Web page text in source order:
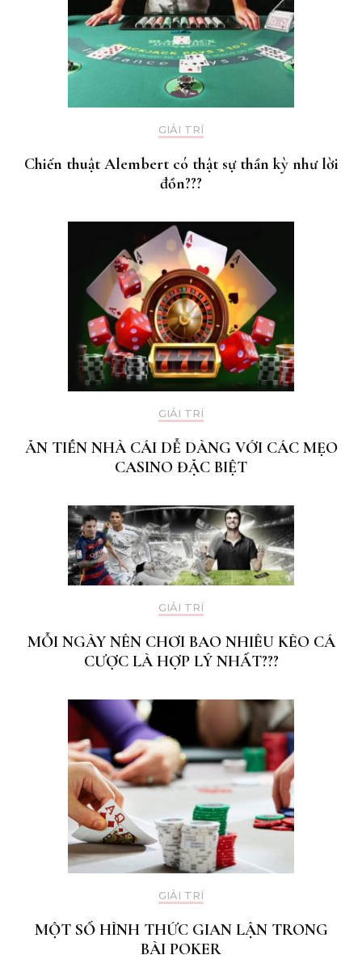
GIẢI TRÍ
Chiến thuật Alembert có thật sự thần kỳ như lời
đồn???
GIẢI TRÍ
ĂN TIỀN NHÀ CÁI DỄ DÀNG VỚI CÁC MẸO
CASINO ĐẶC BIỆT
GIẢI TRÍ
MỖI NGÀY NÊN CHƠI BAO NHIÊU KÈO CÁ
CƯỢC LÀ HỢP LÝ NHẤT???
GIẢI TRÍ
MỘT SỐ HÌNH THỨC GIAN LẬN TRONG
BÀI POKER